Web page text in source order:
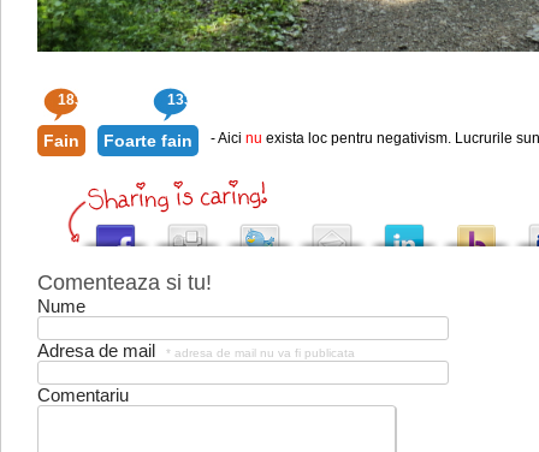
183 133
Fain Foarte fain - Aici nu exista loc pentru negativism. Lucrurile
Comenteaza si tu!
Nume
Adresa de mail * adresa de mail nu va fi publicata
Comentariu